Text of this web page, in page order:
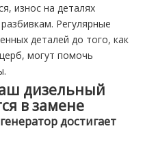
износ на деталях
Регулярные
деталей до того, как
могут помочь
дизельный
в замене
достигает